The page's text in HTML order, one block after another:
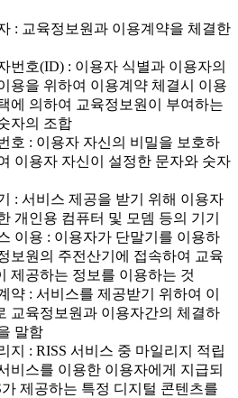
: 교육정보원과 이용계약을 체결한
번호(ID) : 이용자 식별과 이용자의
용을 위하여 이용계약 체결시 이용
에 의하여 교육정보원이 부여하는
자의 조합
호 : 이용자 자신의 비밀을 보호하
이용자 자신이 설정한 문자와 숫자
: 서비스 제공을 받기 위해 이용자
개인용 컴퓨터 및 모뎀 등의 기기
이용 : 이용자가 단말기를 이용하
보원의 주전산기에 접속하여 교육
제공하는 정보를 이용하는 것
약 : 서비스를 제공받기 위하여 이
교육정보원과 이용자간의 체결하
말함
지 : RISS 서비스 중 마일리지 적립
비스를 이용한 이용자에게 지급되
가 제공하는 특정 디지털 콘텐츠를